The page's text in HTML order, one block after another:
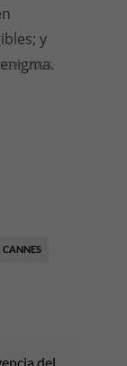
y
FEB, 2025
CANNES
del